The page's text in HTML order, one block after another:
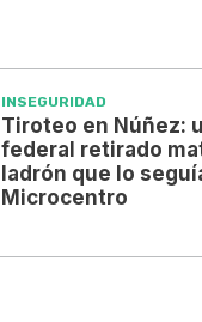
INSEGURIDAD
Tiroteo en Núñez:
federal retirado
ladrón que lo
Microcentro